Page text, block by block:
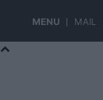
MENU MAIL